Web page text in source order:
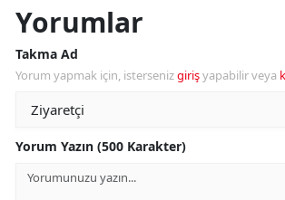
Yorumlar
Takma Ad
Yorum yapmak için, istersenizgirişyapabilir veya
Yorum Yazın (500 Karakter)